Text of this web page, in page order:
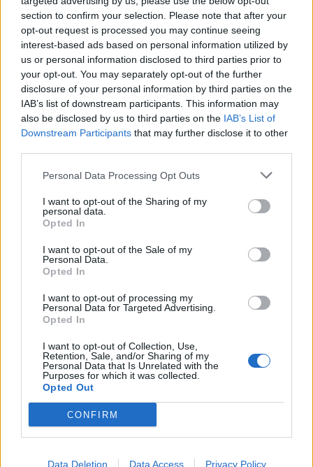
section to confirm your selection. Please note that after your
opt-out request is processed you may continue seeing
interest-based ads based on personal information utilized by
us or personal information disclosed to third parties prior to
your opt-out. You may separately opt-out of the further
disclosure of your personal information by third parties on the
IAB’s list of downstream participants. This information may
also be disclosed by us to third parties on the IAB’s List of
Downstream Participants that may further disclose it to other
Personal Data Processing Opt Outs
I want to opt-out of the Sharing of my
personal data.
Opted In
I want to opt-out of the Sale of my
Personal Data.
Opted In
I want to opt-out of processing my
Personal Data for Targeted Advertising.
Opted In
I want to opt-out of Collection, Use,
Retention, Sale, and/or Sharing of my
Personal Data that Is Unrelated with the
Purposes for which it was collected.
Opted Out
CONFIRM
Data Deletion Data Access Privacy Policy
roham indult ezekben a városokban, alig
maradt kiadó lakás
A ponthatárok kihirdetése után beinduló albérletpiaci
főszezon idén jóval visszafogottabban rajtolt,
Ritka égi jelenségek tanúja lehet, aki az eget
kémleli augusztusban: jönnek a hullócsillagos
éjszakák és a napfogyatkozás
is tartogat a hullócsillagos éjszakák mellett.